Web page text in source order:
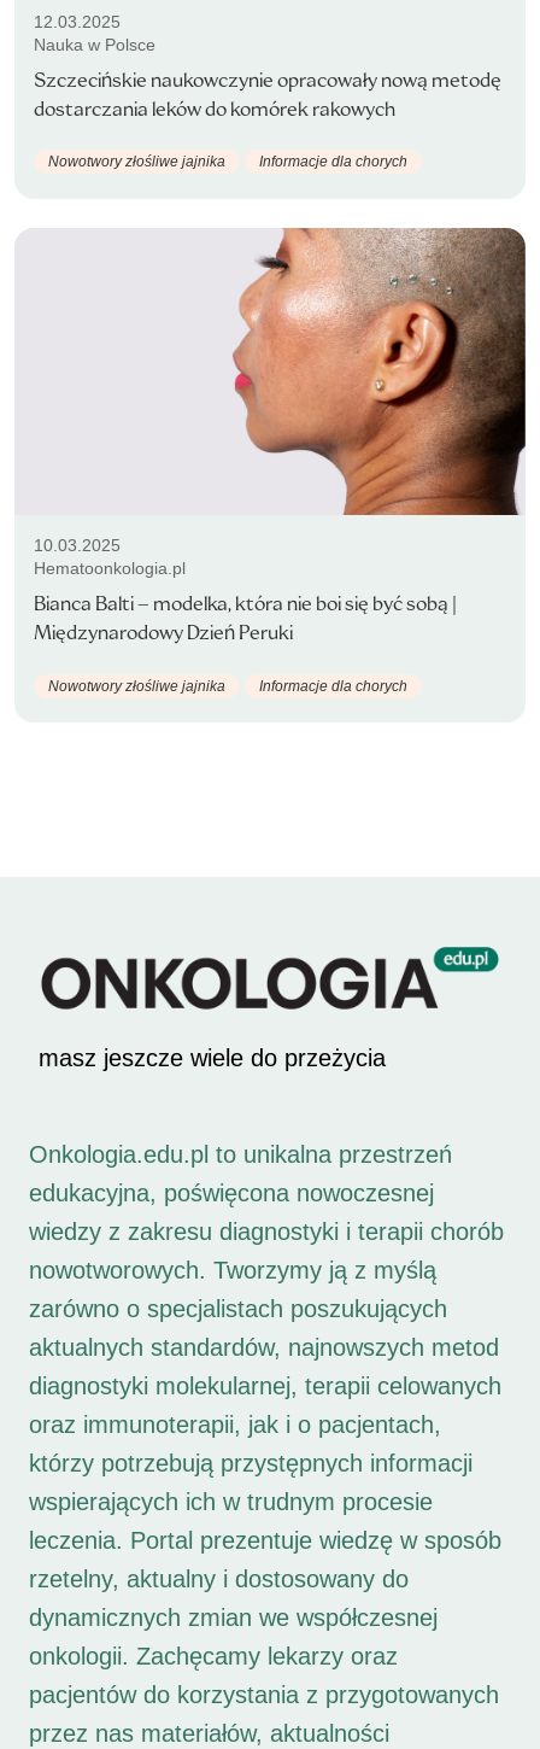
12.03.2025
Nauka w Polsce
Szczecińskie naukowczynie opracowały nową metodę
dostarczania leków do komórek rakowych
Nowotwory złośliwe jajnika Informacje dla chorych
10.03.2025
Hematoonkologia.pl
Bianca Balti – modelka, która nie boi się być sobą |
Międzynarodowy Dzień Peruki
Nowotwory złośliwe jajnika Informacje dla chorych
masz jeszcze wiele do przeżycia
Onkologia.edu.pl to unikalna przestrzeń
edukacyjna, poświęcona nowoczesnej
wiedzy z zakresu diagnostyki i terapii chorób
nowotworowych. Tworzymy ją z myślą
zarówno o specjalistach poszukujących
aktualnych standardów, najnowszych metod
diagnostyki molekularnej, terapii celowanych
oraz immunoterapii, jak i o pacjentach,
którzy potrzebują przystępnych informacji
wspierających ich w trudnym procesie
leczenia. Portal prezentuje wiedzę w sposób
rzetelny, aktualny i dostosowany do
dynamicznych zmian we współczesnej
onkologii. Zachęcamy lekarzy oraz
pacjentów do korzystania z przygotowanych
przez nas materiałów, aktualności